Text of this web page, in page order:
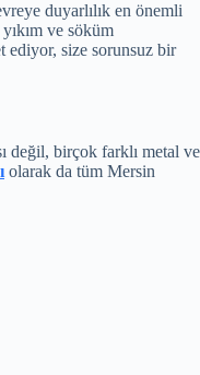
duyarlılık en önemli
ve söküm
ediyor, size sorunsuz bir
değil, birçok farklı metal ve
olarak da tüm Mersin